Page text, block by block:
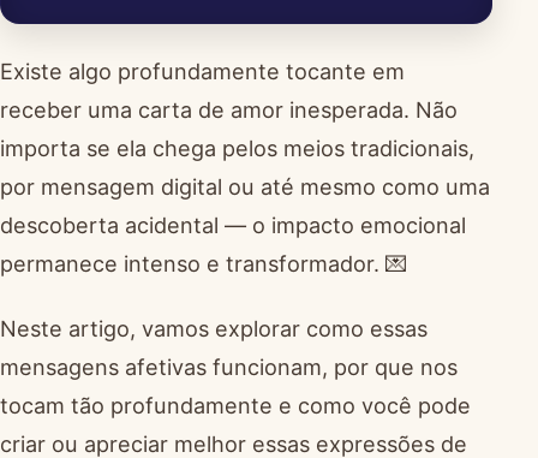
Existe algo profundamente tocante em
receber uma carta de amor inesperada. Não
importa se ela chega pelos meios tradicionais,
por mensagem digital ou até mesmo como uma
descoberta acidental — o impacto emocional
permanece intenso e transformador. 💌
Neste artigo, vamos explorar como essas
mensagens afetivas funcionam, por que nos
tocam tão profundamente e como você pode
criar ou apreciar melhor essas expressões de